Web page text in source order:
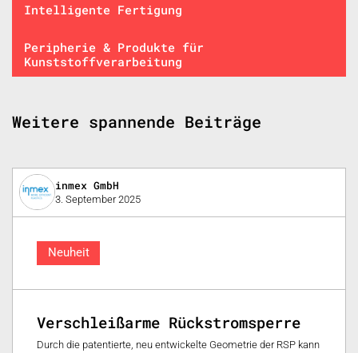
Intelligente Fertigung
Peripherie & Produkte für
Kunststoffverarbeitung
Weitere spannende Beiträge
inmex GmbH
3. September 2025
Neuheit
Verschleißarme Rückstromsperre
Durch die patentierte, neu entwickelte Geometrie der RSP kann